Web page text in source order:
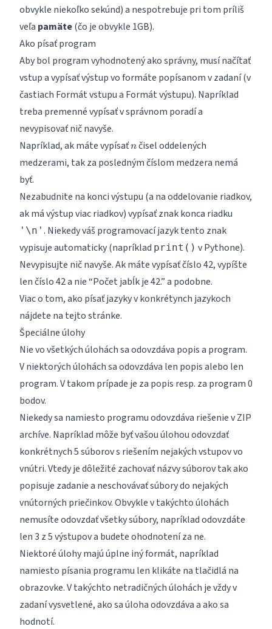
obvykle niekoľko sekúnd) a nespotrebuje pri tom príliš
veľa pamäte(čo je obvykle 1GB).
Ako písať program
Aby bol program vyhodnotený ako správny, musí načítať
vstup a vypísať výstup vo formáte popísanom v zadaní (v
častiach Formát vstupu a Formát výstupu). Napríklad
treba premenné vypísať v správnom poradí a
nevypisovať nič navyše.
Napríklad, ak máte vypísaťn
nčisel oddelených
medzerami, tak za posledným číslom medzera nemá
byť.
Nezabudnite na konci výstupu (a na oddelovanie riadkov,
ak má výstup viac riadkov) vypísať znak konca riadku
'\n' . Niekedy váš programovací jazyk tento znak
vypisuje automaticky (napríklad print() v Pythone).
Nevypisujte nič navyše. Ak máte vypísať číslo 42, vypíšte
len číslo 42 a nie “Počet jabĺk je 42.” a podobne.
Viac o tom, ako písať jazyky v konkrétynch jazykoch
nájdete na tejto stránke.
Špeciálne úlohy
Nie vo všetkých úlohách sa odovzdáva popis a program.
V niektorých úlohách sa odovzdáva len popis alebo len
program. V takom prípade je za popis resp. za program 0
bodov.
Niekedy sa namiesto programu odovzdáva riešenie v ZIP
archíve. Napríklad môže byť vašou úlohou odovzdať
konkrétnych 5 súborov s riešením nejakých vstupov vo
vnútri. Vtedy je dôležité zachovať názvy súborov tak ako
popisuje zadanie a neschovávať súbory do nejakých
vnútorných priečinkov. Obvykle v takýchto úlohách
nemusíte odovzdať všetky súbory, napríklad odovzdáte
len 3 z 5 výstupov a budete ohodnotení za ne.
Niektoré úlohy majú úplne iný formát, napríklad
namiesto písania programu len klikáte na tlačidlá na
obrazovke. V takýchto netradičných úlohách je vždy v
zadaní vysvetlené, ako sa úloha odovzdáva a ako sa
hodnotí.